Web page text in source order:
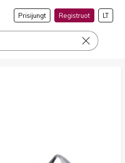
Prisijungt Registruot LT